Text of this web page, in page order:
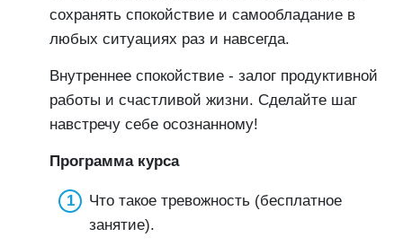
сохранять спокойствие и самообладание в
любых ситуациях раз и навсегда.
Внутреннее спокойствие - залог продуктивной
работы и счастливой жизни. Сделайте шаг
навстречу себе осознанному!
Программа курса
Что такое тревожность (бесплатное
занятие).